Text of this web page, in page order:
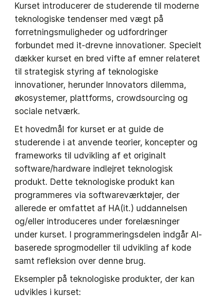
Kurset introducerer de studerende til moderne
teknologiske tendenser med vægt på
forretningsmuligheder og udfordringer
forbundet med it-drevne innovationer. Specielt
dækker kurset en bred vifte af emner relateret
til strategisk styring af teknologiske
innovationer, herunder Innovators dilemma,
økosystemer, plattforms, crowdsourcing og
sociale netværk.
Et hovedmål for kurset er at guide de
studerende i at anvende teorier, koncepter og
frameworks til udvikling af et originalt
software/hardware indlejret teknologisk
produkt. Dette teknologiske produkt kan
programmeres via softwareværktøjer, der
allerede er omfattet af HA(it.) uddannelsen
og/eller introduceres under forelæsninger
under kurset. I programmeringsdelen indgår AI-
baserede sprogmodeller til udvikling af kode
samt refleksion over denne brug.
Eksempler på teknologiske produkter, der kan
udvikles i kurset: